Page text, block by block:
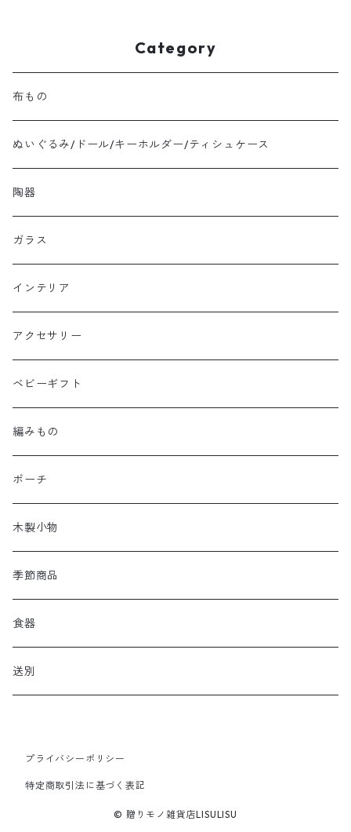
Category
布もの
ぬいぐるみ/ドール/キーホルダー/ティシュケース
陶器
ガラス
インテリア
アクセサリー
ベビーギフト
編みもの
ポーチ
木製小物
季節商品
食器
送別
プライバシーポリシー
特定商取引法に基づく表記
© 贈りモノ雑貨店LISULISU